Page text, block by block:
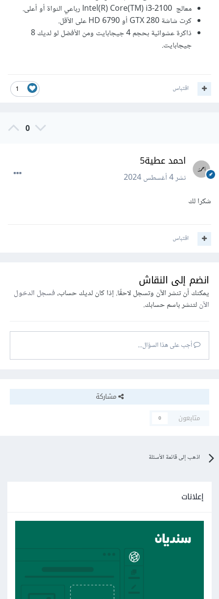
معالج Intel(R) Core(TM) i3-2100 رباعي النواة أو أعلى.
كرت شاشة GTX 280 أو HD 6790 على الأقل.
ذاكرة عشوائية بحجم 4 جيجابايت ومن الأفضل لو لديك 8
جيجابايت.
1 اقتباس
0
احمد عطية5
نشر4 أغسطس 2024
شكرا لك
اقتباس
انضم إلى النقاش
يمكنك أن تنشر الآن وتسجل لاحقًا. إذا كان لديك حساب،فسجل الدخول
الآنلتنشر باسم حسابك.
أجب على هذا السؤال...
مشاركة
متابعون
0
اذهب إلى قائمة الأسئلة
إعلانات